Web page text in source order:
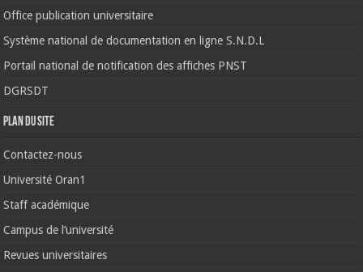
Office publication universitaire
Système national de documentation en ligne S.N.D.L
Portail national de notification des affiches PNST
DGRSDT
Plan du site
Contactez-nous
Université Oran1
Staff académique
Campus de l’université
Revues universitaires